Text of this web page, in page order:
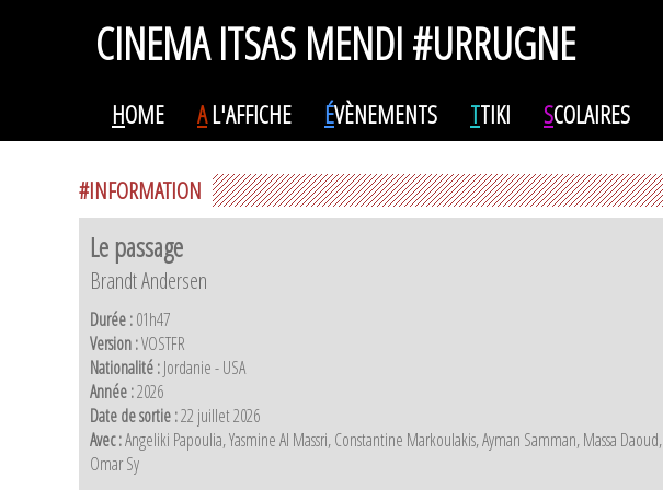
CINEMA ITSAS MENDI #URRUGNE
HOME AL'AFFICHE ÉVÈNEMENTS TTIKI SCOLAIRES
#INFORMATION
Le passage
Brandt Andersen
Durée :01h47
Version :VOSTFR
Nationalité :Jordanie - USA
Année :2026
Date de sortie :22 juillet 2026
Avec :Angeliki Papoulia, Yasmine Al Massri, Constantine Markoulakis, Ayman Samman, Massa Daoud,
Omar Sy